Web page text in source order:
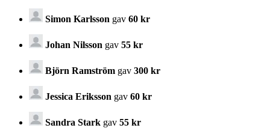
Simon Karlsson gav 60 kr
Johan Nilsson gav 55 kr
Björn Ramström gav 300 kr
Jessica Eriksson gav 60 kr
Sandra Stark gav 55 kr